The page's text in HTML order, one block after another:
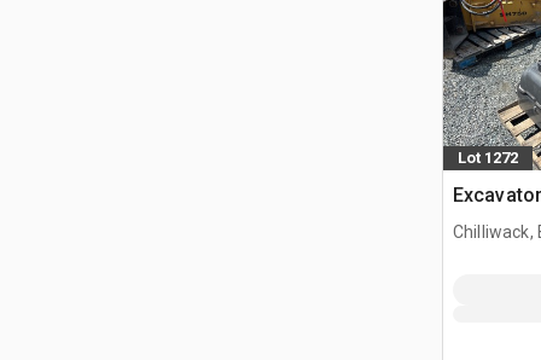
Lot 1272
Chilliwack,